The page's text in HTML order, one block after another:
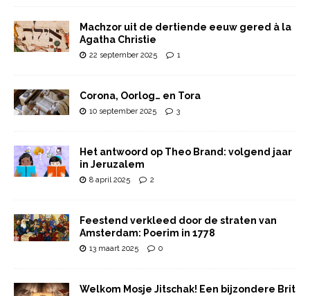
Machzor uit de dertiende eeuw gered à la
Agatha Christie
22 september 2025 1
Corona, Oorlog… en Tora
10 september 2025 3
Het antwoord op Theo Brand: volgend jaar
in Jeruzalem
8 april 2025 2
Feestend verkleed door de straten van
Amsterdam: Poerim in 1778
13 maart 2025 0
Welkom Mosje Jitschak! Een bijzondere Brit